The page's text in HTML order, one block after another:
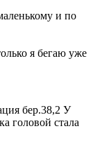
и по
я бегаю уже
бер.38,2 У
головой стала